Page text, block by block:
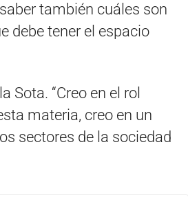
también cuáles son
debe tener el espacio
Sota. “Creo en el rol
materia, creo en un
sectores de la sociedad